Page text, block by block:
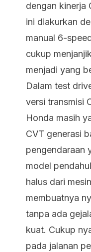
dengan kinerja
ini diakurkan
manual 6-
cukup
menjadi yang
Dalam test
versi transmisi
Honda masih
CVT generasi
pengendaraan
model
halus dari
membuatnya
tanpa ada
kuat. Cukup
pada jalanan